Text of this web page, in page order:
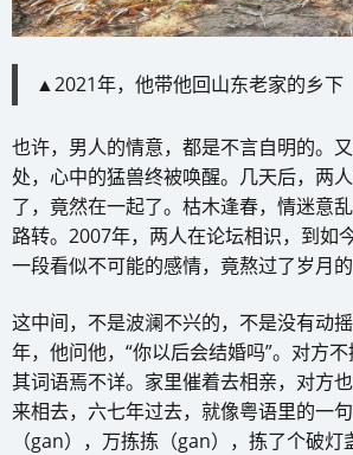
▲2021年，他带他回山东老家的乡下
也许，男人的情意，都是不言自明的。
处，心中的猛兽终被唤醒。几天后，两
了，竟然在一起了。枯木逢春，情迷意
路转。2007年，两人在论坛相识，到如
一段看似不可能的感情，竟熬过了岁月的
这中间，不是波澜不兴的，不是没有动
年，他问他，“你以后会结婚吗”。对方
其词语焉不详。家里催着去相亲，对方
来相去，六七年过去，就像粤语里的一
（gan），万拣拣（gan），拣了个破灯